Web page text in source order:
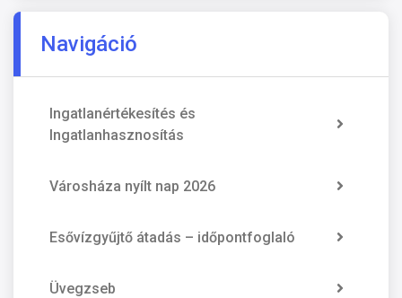
Navigáció
Ingatlanértékesítés és
Ingatlanhasznosítás
Városháza nyílt nap 2026
Esővízgyűjtő átadás – időpontfoglaló
Üvegzseb